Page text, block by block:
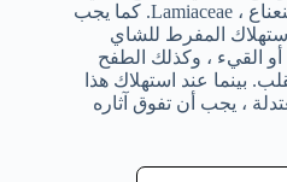
من حساسية للنباتات في عائلة النعناع ، Lamiaceae. كما يجب
المفرط للشاي
أو القيء ، وكذلك الطفح
بينما عند استهلاك هذا
، يجب أن تفوق آثاره